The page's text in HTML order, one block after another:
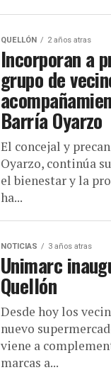
QUELLÓN 2 años atras
Incorporan a
grupo de
Barría Oyarzo
El concejal y
Oyarzo, continúa
el bienestar y la
ha...
NOTICIAS 3 años atras
Unimarc
Quellón
Desde hoy los
nuevo
viene a
marcas a...